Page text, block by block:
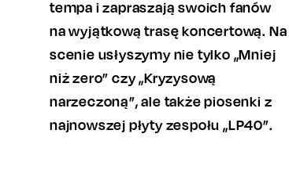
tempa i zapraszają swoich fanów
na wyjątkową trasę koncertową. Na
scenie usłyszymy nie tylko „Mniej
niż zero” czy „Kryzysową
narzeczoną”, ale także piosenki z
najnowszej płyty zespołu „LP40”.